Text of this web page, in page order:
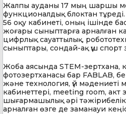
Жалпы ауданы 17 мың шаршы
функционалдық блоктан
56 оқу кабинеті, оның ішінде
жоғары сыныптарға арналған
цифрлық сауаттылық,
сыныптары, сондай-ақ үш спорт
Жоба аясында STEM-зертхана,
фотозертханасы бар FABLAB,
және технология, үй мәдениеті
кабинеттері, meeting room,
шығармашылық әрі
арналған өзге де заманауи